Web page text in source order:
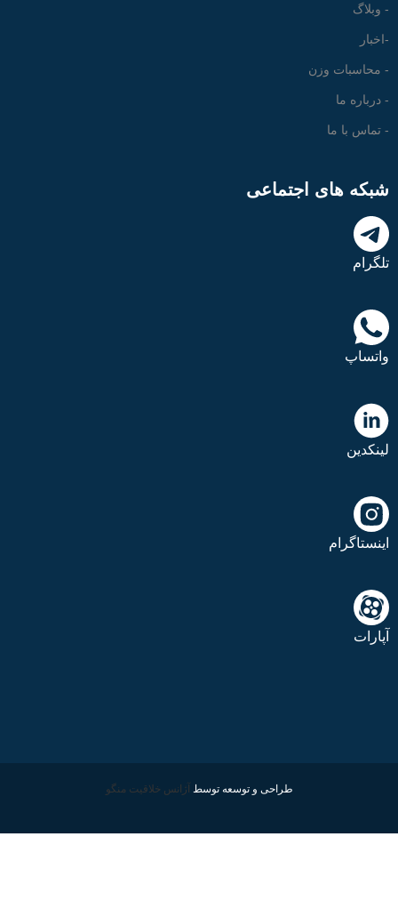
- وبلاگ
-اخبار
- محاسبات وزن
- درباره ما
- تماس با ما
شبکه های اجتماعی
تلگرام
واتساپ
لینکدین
اینستاگرام
آپارات
طراحی و توسعه توسط آژانس خلاقیت منگو